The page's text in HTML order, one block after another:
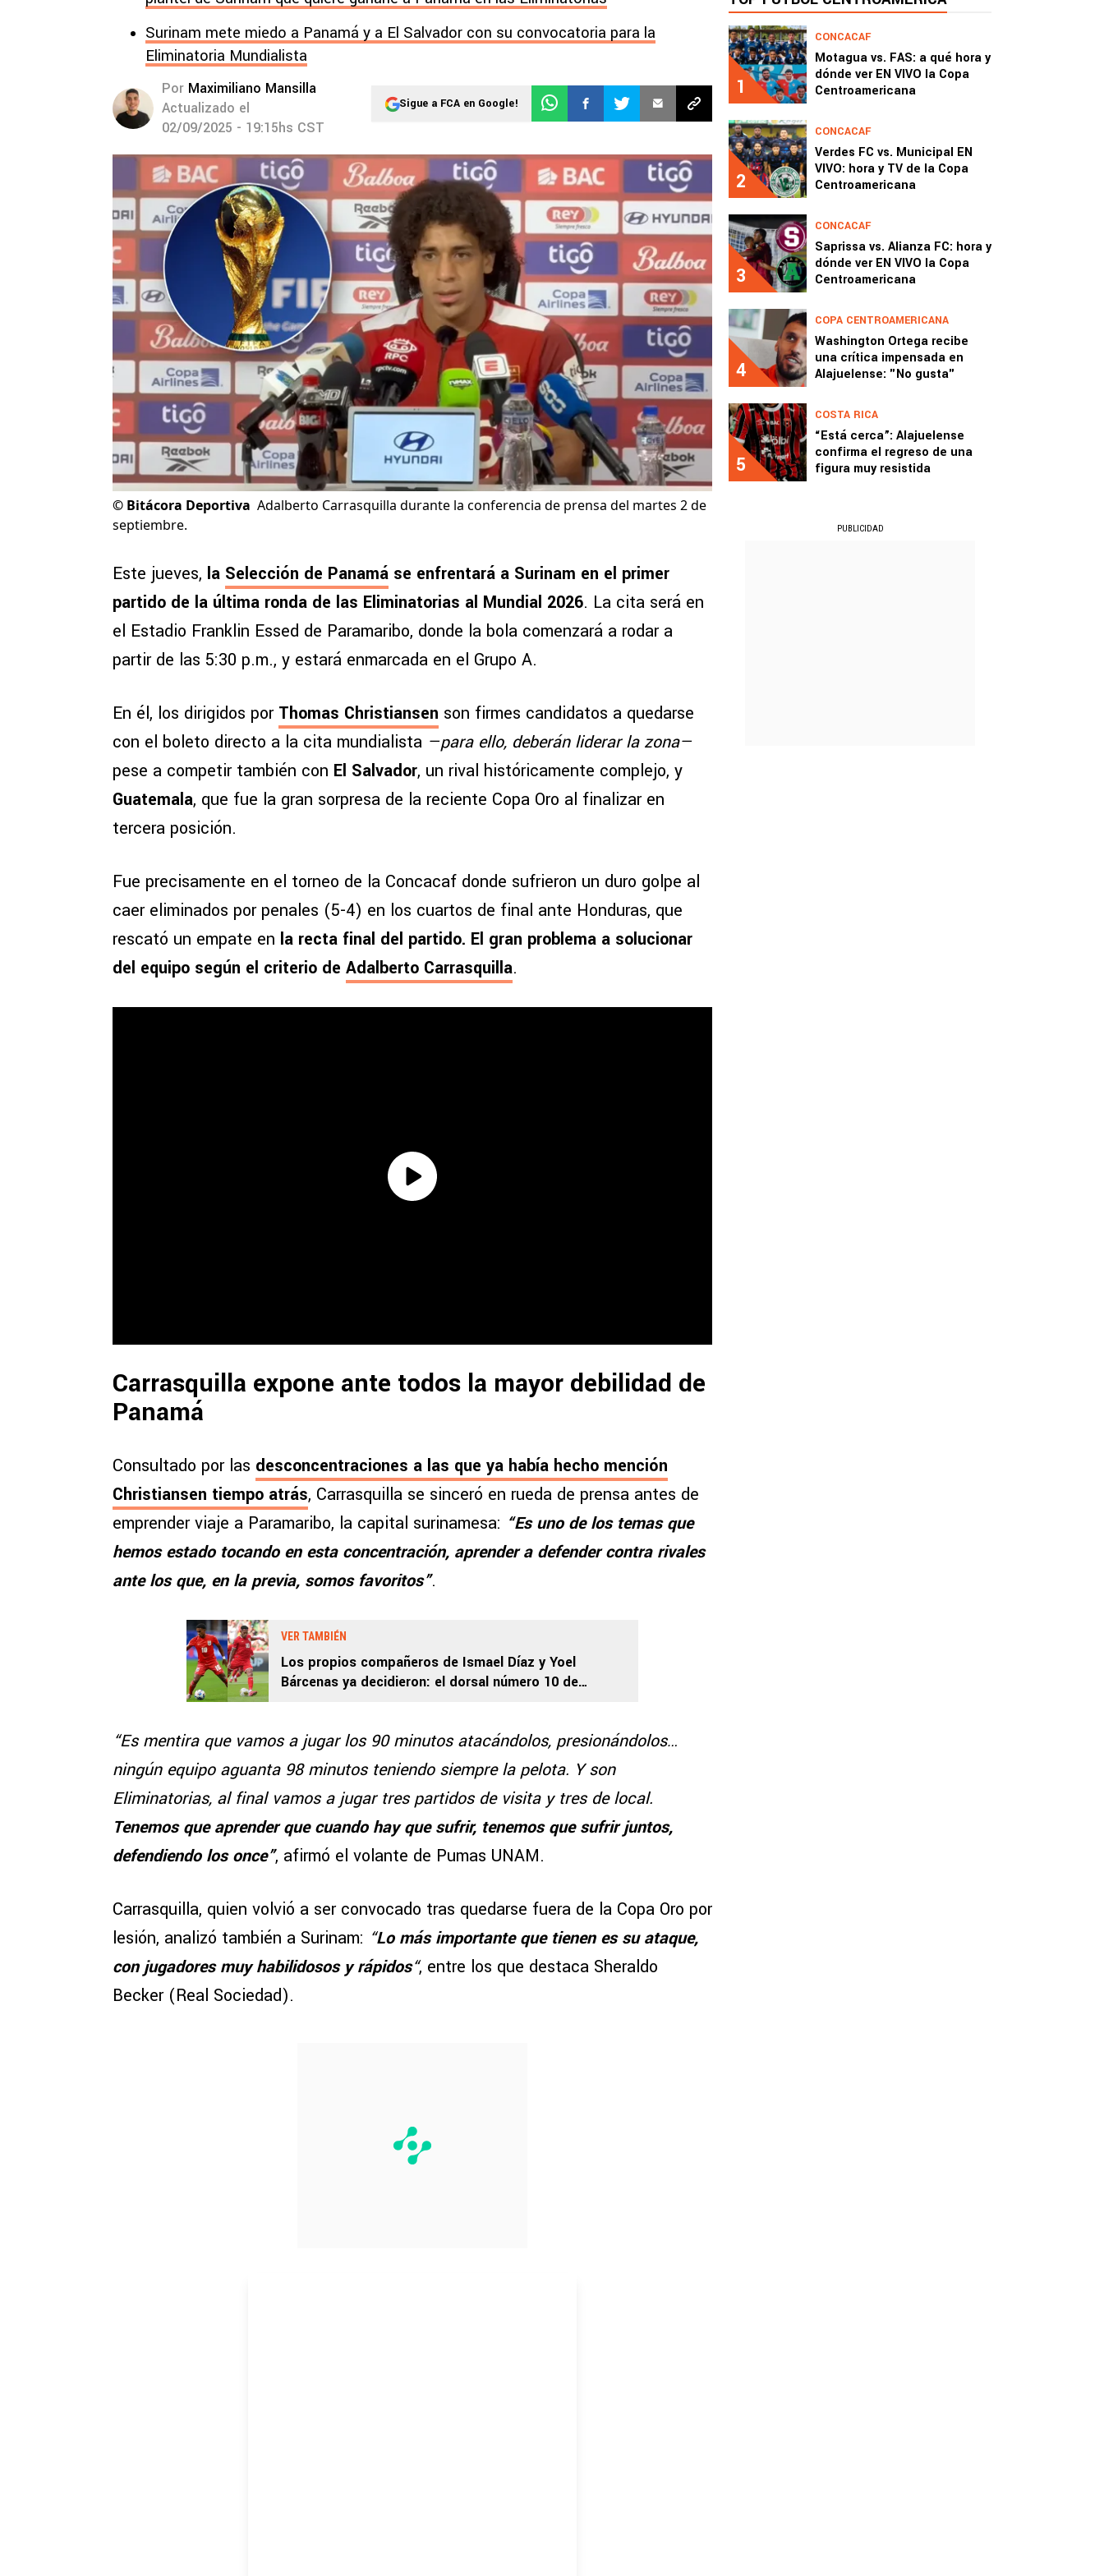
Surinam mete miedo a Panamá y a El Salvador con su convocatoria para la
Eliminatoria Mundialista
Por Maximiliano Mansilla
Actualizado el
02/09/2025 - 19:15hs CST
Sigue a FCA en Google!
© Bitácora Deportiva Adalberto Carrasquilla durante la conferencia de prensa del martes 2 de
septiembre.
Este jueves, la Selección de Panamá se enfrentará a Surinam en el primer
partido de la última ronda de las Eliminatorias al Mundial 2026. La cita será en
el Estadio Franklin Essed de Paramaribo, donde la bola comenzará a rodar a
partir de las 5:30 p.m., y estará enmarcada en el Grupo A.
En él, los dirigidos por Thomas Christiansen son firmes candidatos a quedarse
con el boleto directo a la cita mundialista —para ello, deberán liderar la zona—
pese a competir también con El Salvador, un rival históricamente complejo, y
Guatemala, que fue la gran sorpresa de la reciente Copa Oro al finalizar en
tercera posición.
Fue precisamente en el torneo de la Concacaf donde sufrieron un duro golpe al
caer eliminados por penales (5-4) en los cuartos de final ante Honduras, que
rescató un empate en la recta final del partido. El gran problema a solucionar
del equipo según el criterio de Adalberto Carrasquilla.
Carrasquilla expone ante todos la mayor debilidad de
Panamá
Consultado por las desconcentraciones a las que ya había hecho mención
Christiansen tiempo atrás, Carrasquilla se sinceró en rueda de prensa antes de
emprender viaje a Paramaribo, la capital surinamesa: “Es uno de los temas que
hemos estado tocando en esta concentración, aprender a defender contra rivales
ante los que, en la previa, somos favoritos”.
VER TAMBIÉN
Los propios compañeros de Ismael Díaz y Yoel
Bárcenas ya decidieron: el dorsal número 10 de
“Es mentira que vamos a jugar los 90 minutos atacándolos, presionándolos…
ningún equipo aguanta 98 minutos teniendo siempre la pelota. Y son
Eliminatorias, al final vamos a jugar tres partidos de visita y tres de local.
Tenemos que aprender que cuando hay que sufrir, tenemos que sufrir juntos,
defendiendo los once”, afirmó el volante de Pumas UNAM.
Carrasquilla, quien volvió a ser convocado tras quedarse fuera de la Copa Oro por
lesión, analizó también a Surinam: “Lo más importante que tienen es su ataque,
con jugadores muy habilidosos y rápidos“, entre los que destaca Sheraldo
Becker (Real Sociedad).
1
CONCACAF
Motagua vs. FAS: a qué hora y
dónde ver EN VIVO la Copa
Centroamericana
2
CONCACAF
Verdes FC vs. Municipal EN
VIVO: hora y TV de la Copa
Centroamericana
3
CONCACAF
Saprissa vs. Alianza FC: hora y
dónde ver EN VIVO la Copa
Centroamericana
4
COPA CENTROAMERICANA
Washington Ortega recibe
una crítica impensada en
Alajuelense: "No gusta"
5
COSTA RICA
“Está cerca”: Alajuelense
confirma el regreso de una
figura muy resistida
PUBLICIDAD